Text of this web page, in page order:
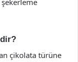
çikolata türüne